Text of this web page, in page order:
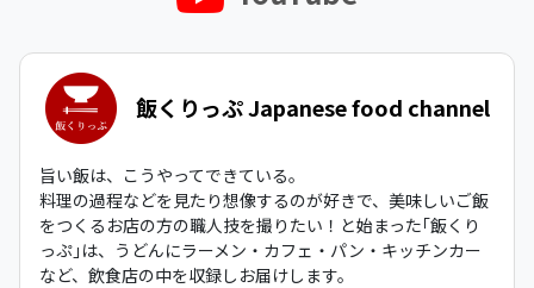
飯くりっぷ Japanese food channel
旨い飯は、こうやってできている。
料理の過程などを見たり想像するのが好きで、美味しいご飯
をつくるお店の方の職人技を撮りたい！と始まった｢飯くり
っぷ｣は、うどんにラーメン・カフェ・パン・キッチンカー
など、飲食店の中を収録しお届けします。